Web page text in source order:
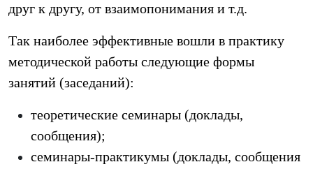
друг к другу, от взаимопонимания и т.д.
Так наиболее эффективные вошли в практику
методической работы следующие формы
занятий (заседаний):
теоретические семинары (доклады,
сообщения);
семинары-практикумы (доклады, сообщения